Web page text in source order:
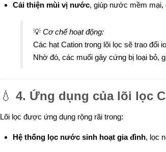
Cải thiện mùi vị nước, giúp nước mềm mại,
💡 Cơ chế hoạt động:
Các hạt Cation trong lõi lọc sẽ trao đổi
Nhờ đó, các muối gây cứng bị loại bỏ,
💧 4. Ứng dụng của lõi lọc
Lõi lọc được ứng dụng rộng rãi trong:
Hệ thống lọc nước sinh hoạt gia đình, lọc